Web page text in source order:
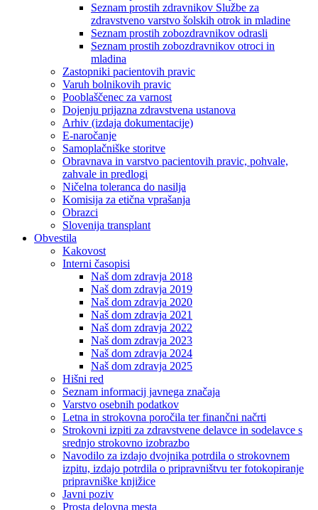
Seznam prostih zdravnikov Službe za
zdravstveno varstvo šolskih otrok in mladine
Seznam prostih zobozdravnikov odrasli
Seznam prostih zobozdravnikov otroci in
mladina
Zastopniki pacientovih pravic
Varuh bolnikovih pravic
Pooblaščenec za varnost
Dojenju prijazna zdravstvena ustanova
Arhiv (izdaja dokumentacije)
E-naročanje
Samoplačniške storitve
Obravnava in varstvo pacientovih pravic, pohvale,
zahvale in predlogi
Ničelna toleranca do nasilja
Komisija za etična vprašanja
Obrazci
Slovenija transplant
Obvestila
Kakovost
Interni časopisi
Naš dom zdravja 2018
Naš dom zdravja 2019
Naš dom zdravja 2020
Naš dom zdravja 2021
Naš dom zdravja 2022
Naš dom zdravja 2023
Naš dom zdravja 2024
Naš dom zdravja 2025
Hišni red
Seznam informacij javnega značaja
Varstvo osebnih podatkov
Letna in strokovna poročila ter finančni načrti
Strokovni izpiti za zdravstvene delavce in sodelavce s
srednjo strokovno izobrazbo
Navodilo za izdajo dvojnika potrdila o strokovnem
izpitu, izdajo potrdila o pripravništvu ter fotokopiranje
pripravniške knjižice
Javni poziv
Prosta delovna mesta